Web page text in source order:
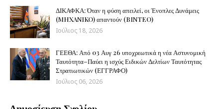
ΔΙΚΑΦΚΑ: Όταν η φύση απειλεί, οι Ένοπλες Δυνάμεις
(MHXANIKO) απαντούν (BINTEO)
Ιούλιος 18, 2026
ΓΕΕΘΑ: Από 03 Αυγ 26 υποχρεωτικά η νέα Αστυνομική
Ταυτότητα–Παύει η ισχύς Ειδικών Δελτίων Ταυτότητας
Στρατιωτικών (ΕΓΓΡΑΦΟ)
Ιούλιος 06, 2026